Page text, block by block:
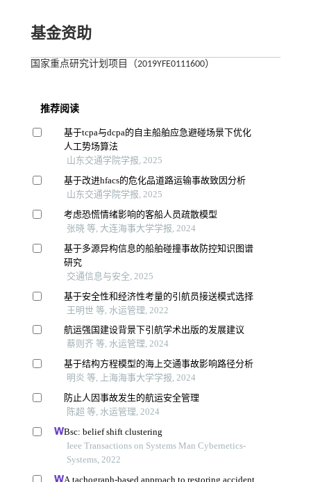
基金资助
国家重点研究计划项目（2019YFE0111600）